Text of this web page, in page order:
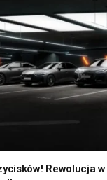
Rewolucja